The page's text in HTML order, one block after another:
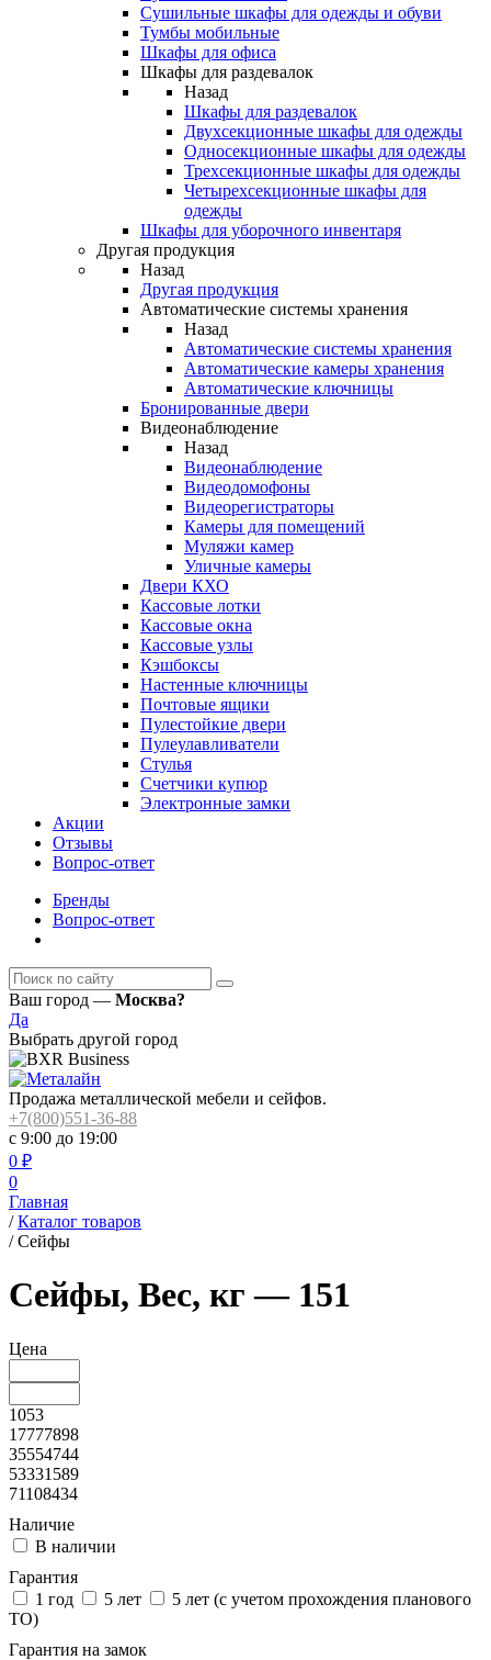
Сушильные шкафы для одежды и обуви
Тумбы мобильные
Шкафы для офиса
Шкафы для раздевалок
Назад
Шкафы для раздевалок
Двухсекционные шкафы для одежды
Односекционные шкафы для одежды
Трехсекционные шкафы для одежды
Четырехсекционные шкафы для
одежды
Шкафы для уборочного инвентаря
Другая продукция
Назад
Другая продукция
Автоматические системы хранения
Назад
Автоматические системы хранения
Автоматические камеры хранения
Автоматические ключницы
Бронированные двери
Видеонаблюдение
Назад
Видеонаблюдение
Видеодомофоны
Видеорегистраторы
Камеры для помещений
Муляжи камер
Уличные камеры
Двери КХО
Кассовые лотки
Кассовые окна
Кассовые узлы
Кэшбоксы
Настенные ключницы
Почтовые ящики
Пулестойкие двери
Пулеулавливатели
Стулья
Счетчики купюр
Электронные замки
Акции
Отзывы
Вопрос-ответ
Бренды
Вопрос-ответ
Ваш город — Москва?
Да
Выбрать другой город
Продажа металлической мебели и сейфов.
+7(800)551-36-88
с 9:00 до 19:00
0 ₽
0
Главная
/ Каталог товаров
/ Сейфы
Сейфы, Вес, кг — 151
Цена
1053
17777898
35554744
53331589
71108434
Наличие
В наличии
Гарантия
1 год
5 лет
5 лет (с учетом прохождения планового
ТО)
Гарантия на замок